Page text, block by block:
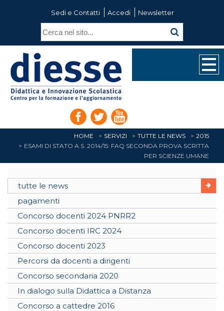
Sedi e Contatti Accedi Newsletter
HOME SERVIZI TUTTE LE NEWS
2015
ESAMI DI STATO A.S. 2014/15: FAQ SECONDA PROVA SCRITTA
PER SCIENZE UMANE
tutte le news
pagamenti
Concorso docenti 2024 PNRR2
Concorso docenti IRC 2024
Concorso docenti 2023
Percorsi da docenti a dirigenti
Concorso secondaria 2020
In dialogo sulla Didattica a Distanza
Concorso a cattedre 2016